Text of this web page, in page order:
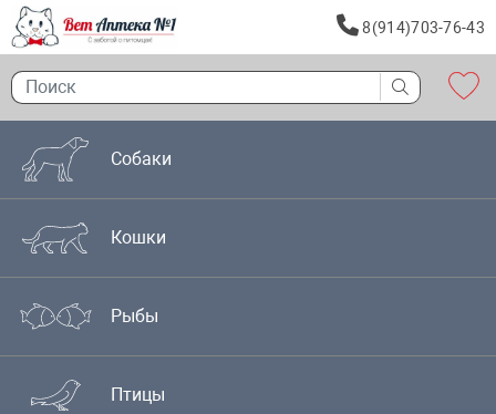
8(914)703-76-43
Собаки
Кошки
Рыбы
Птицы